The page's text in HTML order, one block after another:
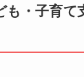
も・子育て